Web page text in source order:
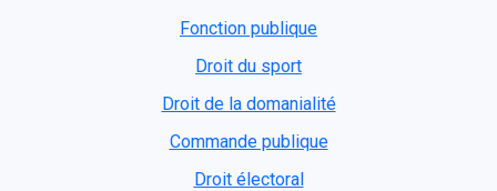
Fonction publique
Droit du sport
Droit de la domanialité
Commande publique
Droit électoral